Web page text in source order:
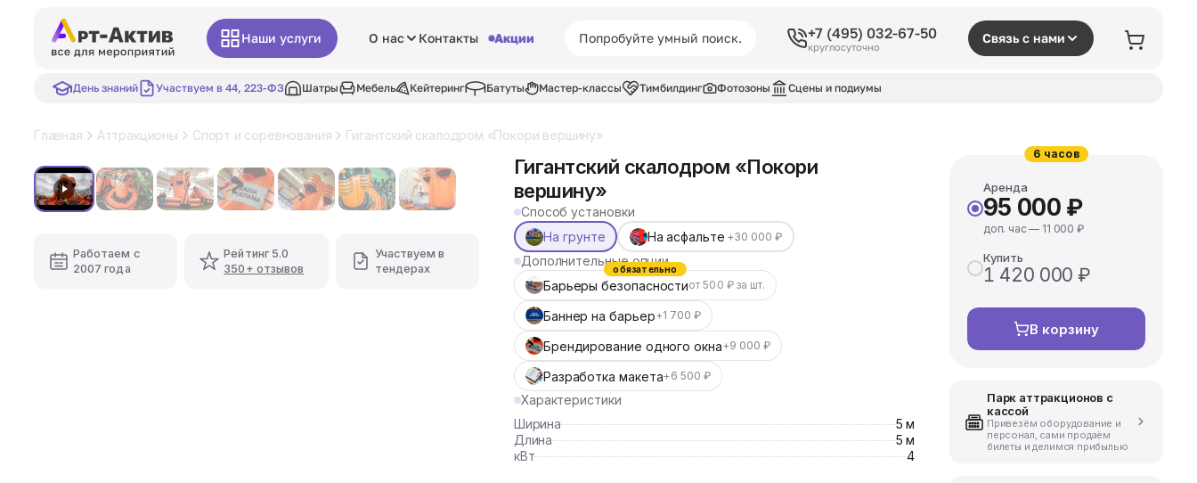
Наши услуги О нас Контакты Акции +7 (495) 032-67-50
круглосуточно
Связь с нами
День знаний Участвуем в 44, 223-ФЗ Шатры Мебель Кейтеринг Батуты Мастер-классы Тимбилдинг Фотозоны Сцены и подиумы
Главная Аттракционы Спорт и соревнования Гигантский скалодром «Покори вершину»
Хит
Работаем с
2007 года
Рейтинг 5.0
350+ отзывов
Участвуем в
тендерах
Гигантский скалодром «Покори
вершину»
Способ установки
На грунте
На асфальте +30 000 ₽
Дополнительные опции
Барьеры безопасностиот 500 ₽ за шт.
обязательно
Баннер на барьер+1 700 ₽
Брендирование одного окна+9 000 ₽
Разработка макета+6 500 ₽
Характеристики
Ширина
5 м
Длина
5 м
кВт
4
6 часов
Аренда
95 000 ₽
доп. час — 11 000 ₽
Купить
1 420 000 ₽
В корзину
Парк аттракционов с
кассой
Привезём оборудование и
персонал, сами продаём
билеты и делимся прибылью